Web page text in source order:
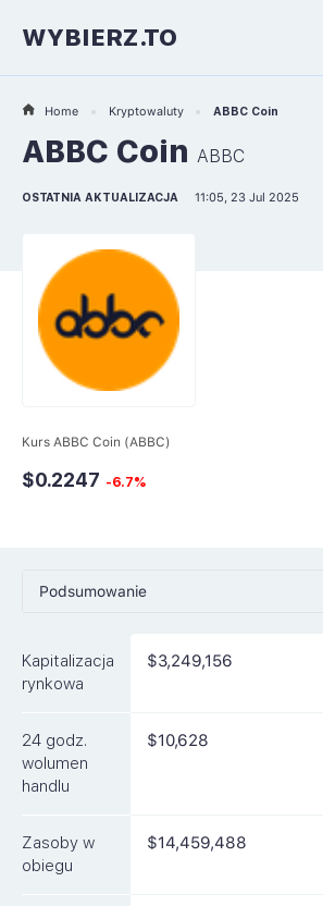
WYBIERZ.TO
Home Kryptowaluty ABBC Coin
ABBC Coin ABBC
OSTATNIA AKTUALIZACJA 11:05, 23 Jul 2025
Kurs ABBC Coin (ABBC)
$0.2247 -6.7%
Podsumowanie
Rynki
FAQ
Kapitalizacja
rynkowa
$3,249,156
24 godz.
wolumen
handlu
$10,628
Zasoby w
obiegu
$14,459,488